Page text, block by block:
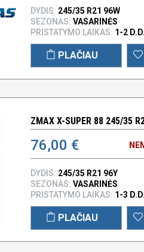
DYDIS: 245/35 R21 96W
SEZONAS: VASARINĖS
PRISTATYMO LAIKAS: 1-2 D.D.
PLAČIAU
ZMAX X-SUPER 88 245/35
76,00 €
DYDIS: 245/35 R21 96Y
SEZONAS: VASARINĖS
PRISTATYMO LAIKAS: 1-3 D.D.
PLAČIAU